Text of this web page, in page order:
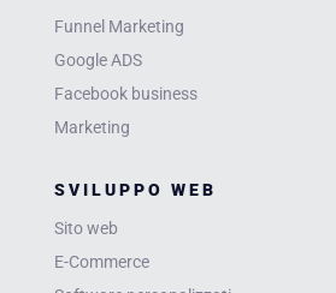
Funnel Marketing
Google ADS
Facebook business
Marketing
SVILUPPO WEB
Sito web
E-Commerce